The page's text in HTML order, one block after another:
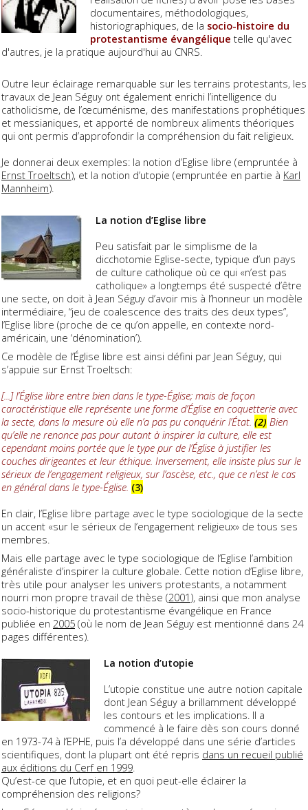
documentaires, méthodologiques,
historiographiques, de la socio-histoire du
protestantisme évangélique telle qu'avec
d'autres, je la pratique aujourd'hui au CNRS.
Outre leur éclairage remarquable sur les terrains protestants, les
travaux de Jean Séguy ont également enrichi l’intelligence du
catholicisme, de l’œcuménisme, des manifestations prophétiques
et messianiques, et apporté de nombreux aliments théoriques
qui ont permis d’approfondir la compréhension du fait religieux.
Je donnerai deux exemples: la notion d’Eglise libre (empruntée à
Ernst Troeltsch), et la notion d’utopie (empruntée en partie à Karl
Mannheim).
La notion d’Eglise libre
Peu satisfait par le simplisme de la
dicchotomie Eglise-secte, typique d’un pays
de culture catholique où ce qui «n’est pas
catholique» a longtemps été suspecté d’être
une secte, on doit à Jean Séguy d’avoir mis à l’honneur un modèle
intermédiaire, “jeu de coalescence des traits des deux types”,
l’Eglise libre (proche de ce qu’on appelle, en contexte nord-
américain, une ‘dénomination’).
Ce modèle de l’Église libre est ainsi défini par Jean Séguy, qui
s’appuie sur Ernst Troeltsch:
[...] l’Église libre entre bien dans le type-Église; mais de façon
caractéristique elle représente une forme d’Église en coquetterie avec
la secte, dans la mesure où elle n’a pas pu conquérir l’État. (2) Bien
qu’elle ne renonce pas pour autant à inspirer la culture, elle est
cependant moins portée que le type pur de l’Église à justifier les
couches dirigeantes et leur éthique. Inversement, elle insiste plus sur le
sérieux de l’engagement religieux, sur l’ascèse, etc., que ce n’est le cas
en général dans le type-Église. (3)
En clair, l’Eglise libre partage avec le type sociologique de la secte
un accent «sur le sérieux de l’engagement religieux» de tous ses
membres.
Mais elle partage avec le type sociologique de l’Eglise l’ambition
généraliste d’inspirer la culture globale. Cette notion d’Eglise libre,
très utile pour analyser les univers protestants, a notamment
nourri mon propre travail de thèse (2001 ), ainsi que mon analyse
socio-historique du protestantisme évangélique en France
publiée en 2005 (où le nom de Jean Séguy est mentionné dans 24
pages différentes).
La notion d’utopie
L’utopie constitue une autre notion capitale
dont Jean Séguy a brillamment développé
les contours et les implications. Il a
commencé à le faire dès son cours donné
en 1973-74 à l’EPHE, puis l’a développé dans une série d’articles
scientifiques, dont la plupart ont été repris dans un recueil publié
aux éditions du Cerf en 1999.
Qu’est-ce que l’utopie, et en quoi peut-elle éclairer la
compréhension des religions?